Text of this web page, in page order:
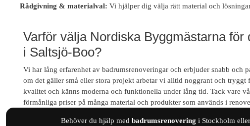
Rådgivning & materialval: Vi hjälper dig välja rätt material och
Varför välja Nordiska Byggmästarna för
i Saltsjö-Boo?
Vi har lång erfarenhet av badrumsrenoveringar och erbjuder snabb och
om det gäller små eller stora projekt arbetar vi alltid noggrant och tryggt
kvalitet och känns moderna och funktionella under lång tid. Tack vare
förmånliga priser på många material och produkter som används i
Behöver du hjälp med badrumsrenovering i Stockholm